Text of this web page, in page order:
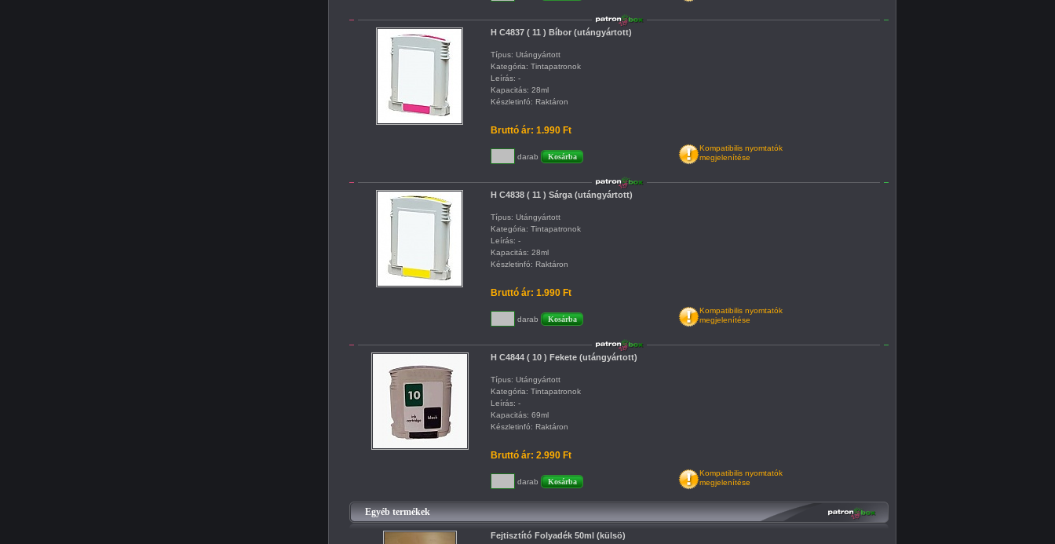
H C4837 ( 11 ) Bíbor (utángyártott)
Típus: Utángyártott
Kategória: Tintapatronok
Leírás: -
Kapacitás: 28ml
Készletinfó: Raktáron
Bruttó ár: 1.990 Ft
darab
Kompatibilis nyomtatók
megjelenítése
H C4838 ( 11 ) Sárga (utángyártott)
Típus: Utángyártott
Kategória: Tintapatronok
Leírás: -
Kapacitás: 28ml
Készletinfó: Raktáron
Bruttó ár: 1.990 Ft
darab
Kompatibilis nyomtatók
megjelenítése
H C4844 ( 10 ) Fekete (utángyártott)
Típus: Utángyártott
Kategória: Tintapatronok
Leírás: -
Kapacitás: 69ml
Készletinfó: Raktáron
Bruttó ár: 2.990 Ft
darab
Kompatibilis nyomtatók
megjelenítése
Egyéb termékek
Fejtisztító Folyadék 50ml (külsö)